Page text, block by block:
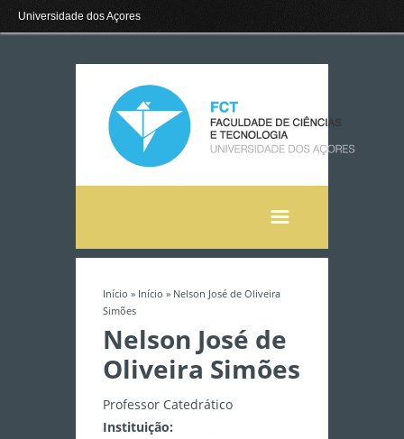
Universidade dos Açores
Está aqui
Início » Início » Nelson José de Oliveira
Simões
Nelson José de
Oliveira Simões
Professor Catedrático
Instituição: